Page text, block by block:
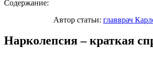
Содержание:
Автор статьи: главврач
Нарколепсия – краткая